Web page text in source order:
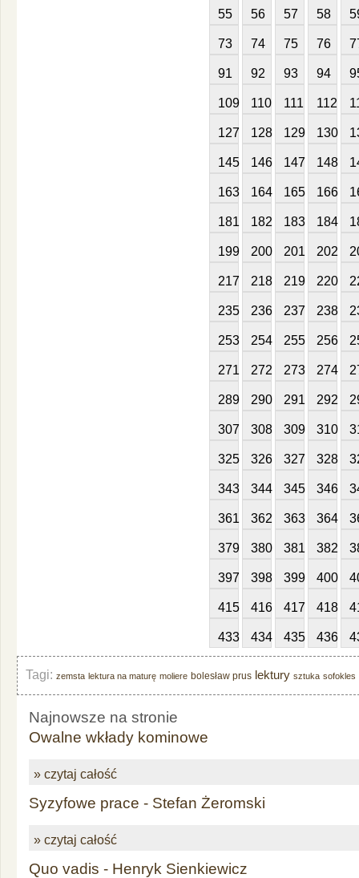
55 56 57 58
73 74 75 76
91 92 93 94
109 110 111 112
127 128 129 130
145 146 147 148
163 164 165 166
181 182 183 184
199 200 201 202
217 218 219 220
235 236 237 238
253 254 255 256
271 272 273 274
289 290 291 292
307 308 309 310
325 326 327 328
343 344 345 346
361 362 363 364
379 380 381 382
397 398 399 400
415 416 417 418
433 434 435 436
Tagi: zemsta lektura na maturę moliere bolesław prus lektury sztuka sofokles
Najnowsze na stronie
Owalne wkłady kominowe
» czytaj całość
Syzyfowe prace - Stefan Żeromski
» czytaj całość
Quo vadis - Henryk Sienkiewicz